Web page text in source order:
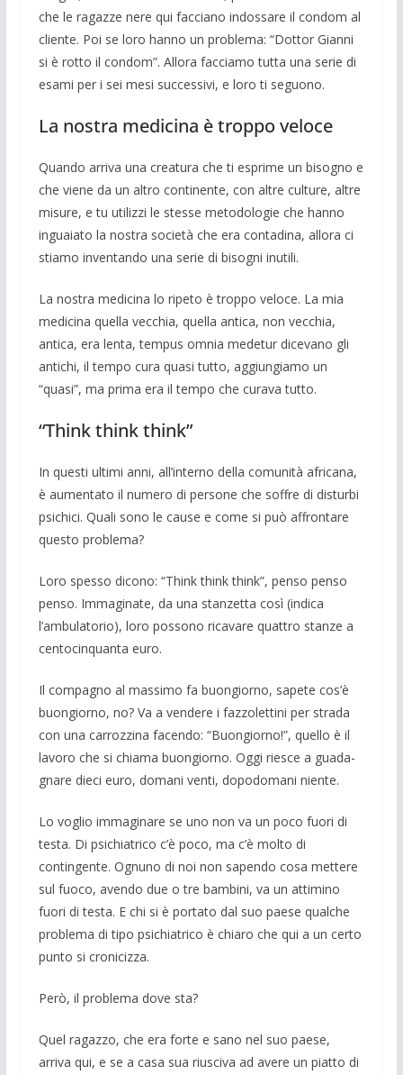
che le ra­gazze nere qui facciano indossare il con­dom al
cliente. Poi se loro hanno un pro­blema: “Dottor Gianni
si è rotto il con­dom”. Allora facciamo tutta una serie di
esami per i sei mesi successivi, e loro ti seguono.
La nostra medicina è troppo veloce
Quando arriva una creatura che ti espri­me un bisogno e
che viene da un altro continente, con altre culture, altre
misure, e tu utilizzi le stesse metodologie che han­no
inguaiato la nostra società che era con­tadina, allora ci
stiamo inventando una se­rie di bisogni inutili.
La nostra medicina lo ripeto è troppo veloce. La mia
medicina quella vecchia, quella antica, non vecchia,
antica, era len­ta, tempus omnia medetur dicevano gli
antichi, il tempo cura quasi tutto, aggiun­giamo un
“quasi”, ma prima era il tempo che curava tutto.
“Think think think”
In questi ultimi anni, all’interno della comunità africana,
è aumentato il numero di persone che soffre di disturbi
psichici. Quali sono le cause e come si può affron­tare
questo problema?
Loro spesso dicono: “Think think think”, penso penso
penso. Immaginate, da una stanzetta così (indica
l’ambulato­rio), loro possono ricavare quattro stanze a
centocinquanta euro.
Il compagno al massimo fa buongiorno, sapete cos’è
buongiorno, no? Va a vende­re i fazzoletti­ni per strada
con una carroz­zina facendo: “Buongiorno!”, quello è il
lavoro che si chiama buongiorno. Oggi riesce a guada­
gnare dieci euro, domani venti, dopodo­mani niente.
Lo voglio immaginare se uno non va un poco fuori di
testa. Di psichiatrico c’è poco, ma c’è molto di
contingente. Ognu­no di noi non sapendo cosa mettere
sul fuoco, avendo due o tre bambini, va un at­timino
fuori di testa. E chi si è portato dal suo paese qualche
problema di tipo psi­chiatrico è chiaro che qui a un certo
punto si cronicizza.
Però, il problema dove sta?
Quel ragazzo, che era forte e sano nel suo paese,
arriva qui, e se a casa sua riu­sciva ad avere un piatto di